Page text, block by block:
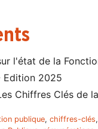
l'état de la
Edition 2025
Chiffres Clés de
publique, chiffres-clés,